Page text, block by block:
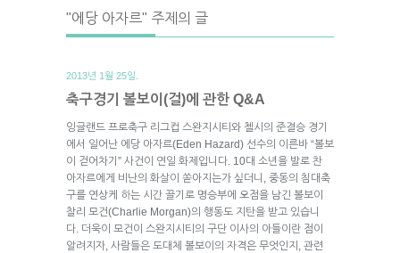
"에당 아자르" 주제의 글
2013년 1월 25일.
축구경기 볼보이(걸)에 관한 Q&A
잉글랜드 프로축구 리그컵 스완지시티와 첼시의 준결승 경기
에서 일어난 에당 아자르(Eden Hazard) 선수의 이른바 “볼보
이 걷어차기” 사건이 연일 화제입니다. 10대 소년을 발로 찬
아자르에게 비난의 화살이 쏟아지는가 싶더니, 중동의 침대축
구를 연상케 하는 시간 끌기로 명승부에 오점을 남긴 볼보이
찰리 모건(Charlie Morgan)의 행동도 지탄을 받고 있습니
다. 더욱이 모건이 스완지시티의 구단 이사의 아들이란 점이
알려지자, 사람들은 도대체 볼보이의 자격은 무엇인지, 관련